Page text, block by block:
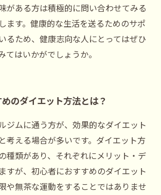
がある方は積極的に問い合わせてみる
ます。健康的な生活を送るためのサポ
るため、健康志向な人にとってはぜひ
てはいかがでしょうか。
のダイエット方法とは？
ジムに通う方が、効果的なダイエット
考える場合が多いです。ダイエット方
種類があり、それぞれにメリット・デ
すが、初心者におすすめのダイエット
や無茶な運動をすることではありませ